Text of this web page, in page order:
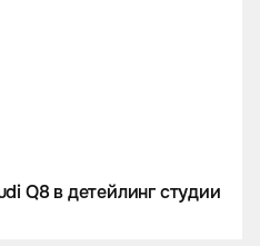
Q8 в детейлинг студии